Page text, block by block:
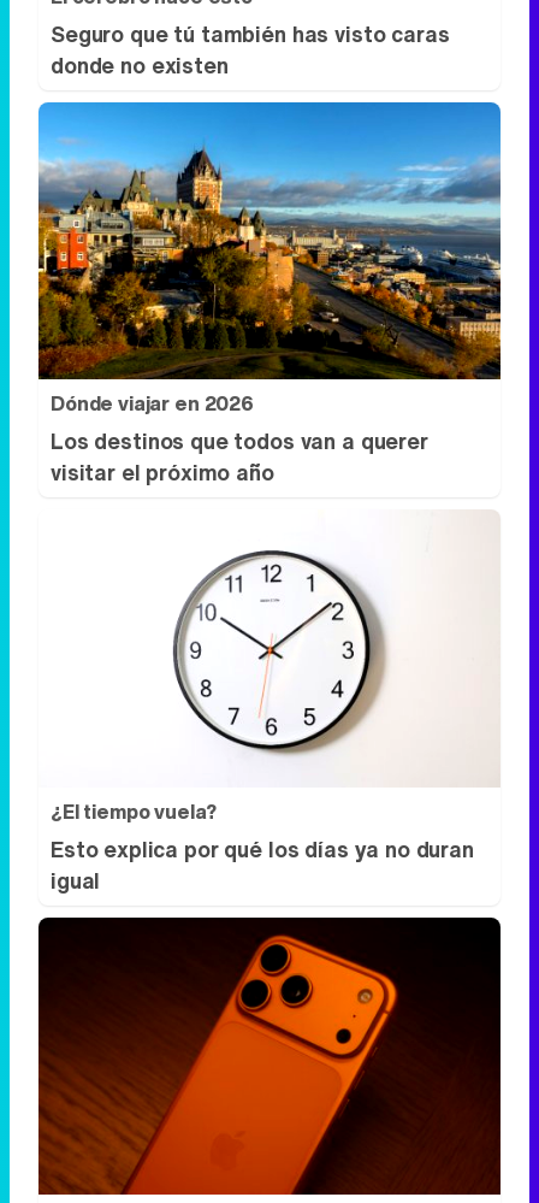
Seguro que tú también has visto caras
donde no existen
Dónde viajar en 2026
Los destinos que todos van a querer
visitar el próximo año
¿El tiempo vuela?
Esto explica por qué los días ya no duran
igual